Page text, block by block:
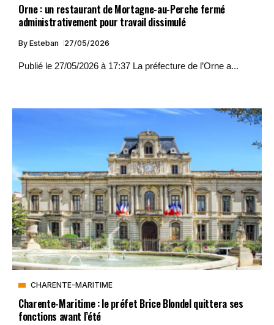
Orne : un restaurant de Mortagne-au-Perche fermé
administrativement pour travail dissimulé
By Esteban 27/05/2026
Publié le 27/05/2026 à 17:37 La préfecture de l’Orne a...
CHARENTE-MARITIME
Charente-Maritime : le préfet Brice Blondel quittera ses
fonctions avant l’été